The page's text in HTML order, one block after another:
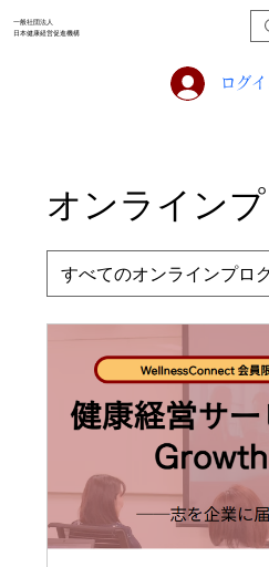
一般社団法人
日本健康経営促進機構
ログ
オンライン